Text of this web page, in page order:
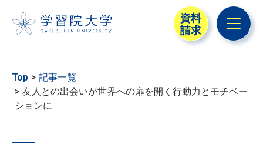
メニ
資料
請求
Top
記事一覧
友人との出会いが世界への扉を開く行動力とモチベー
ションに